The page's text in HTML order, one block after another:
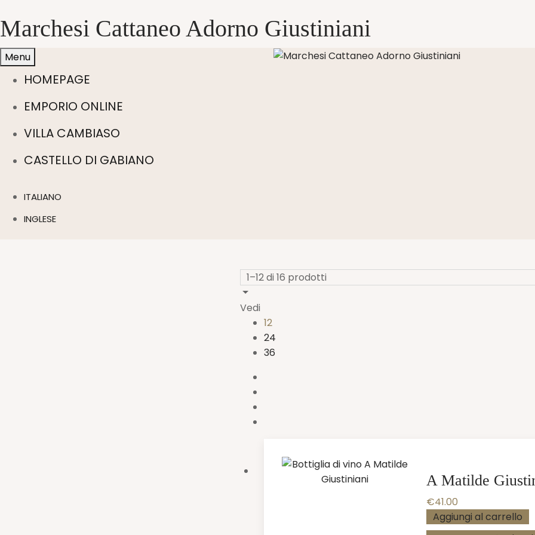
Marchesi Cattaneo Adorno Giustiniani
Menu
HOMEPAGE
EMPORIO ONLINE
VILLA CAMBIASO
CASTELLO DI GABIANO
ITALIANO
INGLESE
1–12 di 16 prodotti
Vedi
12
24
36
A Matilde
€41.00
Aggiungi al carrello